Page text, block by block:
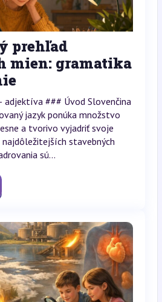
prehľad
mien: gramatika
adjektíva ### Úvod Slovenčina
jazyk ponúka množstvo
a tvorivo vyjadriť svoje
najdôležitejších stavebných
sú...